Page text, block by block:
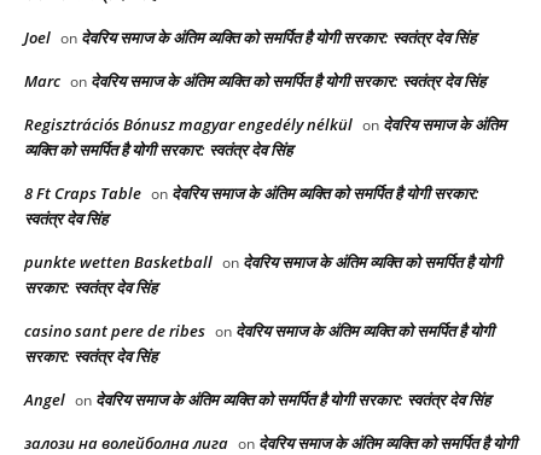
Joel on देवरिय समाज के अंतिम व्यक्ति को समर्पित है योगी सरकार: स्वतंत्र देव सिंह
Marc on देवरिय समाज के अंतिम व्यक्ति को समर्पित है योगी सरकार: स्वतंत्र देव सिंह
Regisztrációs Bónusz magyar engedély nélkül on देवरिय समाज के अंतिम
व्यक्ति को समर्पित है योगी सरकार: स्वतंत्र देव सिंह
8 Ft Craps Table on देवरिय समाज के अंतिम व्यक्ति को समर्पित है योगी सरकार:
स्वतंत्र देव सिंह
punkte wetten Basketball on देवरिय समाज के अंतिम व्यक्ति को समर्पित है योगी
सरकार: स्वतंत्र देव सिंह
casino sant pere de ribes on देवरिय समाज के अंतिम व्यक्ति को समर्पित है योगी
सरकार: स्वतंत्र देव सिंह
Angel on देवरिय समाज के अंतिम व्यक्ति को समर्पित है योगी सरकार: स्वतंत्र देव सिंह
залози на волейболна лига on देवरिय समाज के अंतिम व्यक्ति को समर्पित है योगी